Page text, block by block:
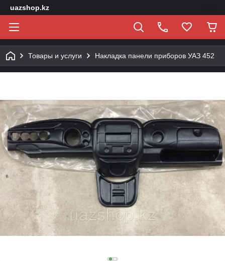
uazshop.kz
Товары и услуги Накладка панели приборов УАЗ 452